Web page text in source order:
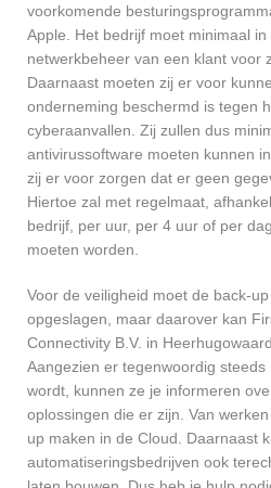
voorkomende
Apple. Het bedrijf moet minimaal
netwerkbeheer van een klant voor
Daarnaast moeten zij er voor
onderneming beschermd is tegen
cyberaanvallen. Zij zullen dus
antivirussoftware moeten kunnen
zij er voor zorgen dat er geen
Hiertoe zal met regelmaat,
bedrijf, per uur, per 4 uur of per
moeten worden.
Voor de veiligheid moet de back-
opgeslagen, maar daarover kan
Connectivity B.V. in
Aangezien er tegenwoordig
wordt, kunnen ze je informeren
oplossingen die er zijn. Van
up maken in de Cloud. Daarnaast
automatiseringsbedrijven ook